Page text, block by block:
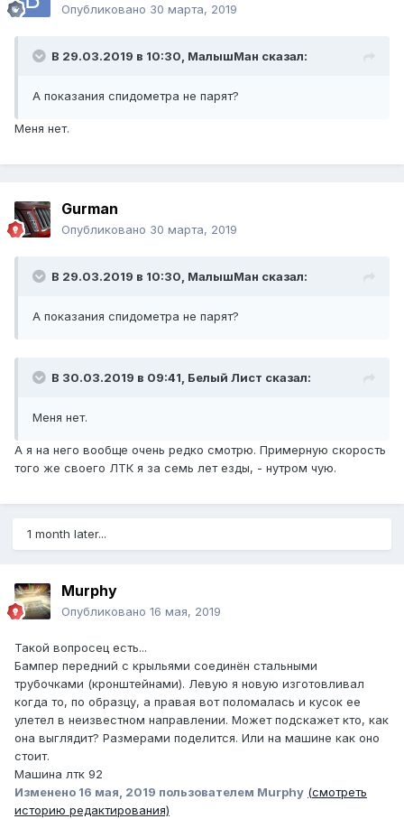
Опубликовано 30 марта, 2019
В 29.03.2019 в 10:30, МалышМан сказал:
А показания спидометра не парят?
Меня нет.
Gurman
Опубликовано 30 марта, 2019
В 29.03.2019 в 10:30, МалышМан сказал:
А показания спидометра не парят?
В 30.03.2019 в 09:41, Белый Лист сказал:
Меня нет.
А я на него вообще очень редко смотрю. Примерную скорость
того же своего ЛТК я за семь лет езды, - нутром чую.
1 month later...
Murphy
Опубликовано 16 мая, 2019
Такой вопросец есть...
Бампер передний с крыльями соединён стальными
трубочками (кронштейнами). Левую я новую изготовливал
когда то, по образцу, а правая вот поломалась и кусок ее
улетел в неизвестном направлении. Может подскажет кто, как
она выглядит? Размерами поделится. Или на машине как оно
стоит.
Машина лтк 92
Изменено 16 мая, 2019 пользователем Murphy (смотреть
историю редактирования)